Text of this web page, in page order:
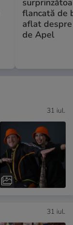
flancată de
aflat
de Apel
31 iul.
31 iul.